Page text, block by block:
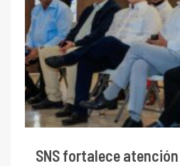
SNS fortalece